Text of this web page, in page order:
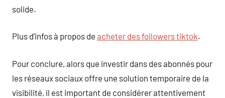
solide.
Plus d’infos à propos de acheter des followers tiktok.
Pour conclure, alors que investir dans des abonnés pour
les réseaux sociaux offre une solution temporaire de la
visibilité, il est important de considérer attentivement